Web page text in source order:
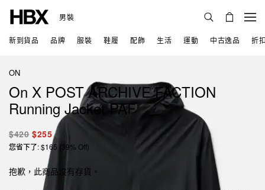
男裝
新到貨品 品牌 服裝 鞋履 配飾 生活 運動 中古逸品 折
ON
On X POST ARCHIVE FACTION
Running Jacket PAF
$420 $255
您省下了: $165 (39% Off)
抱歉，此商品沒有存貨。